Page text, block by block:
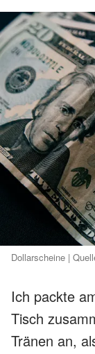
Dollarscheine |
Ich packte
Tisch
Tränen an,